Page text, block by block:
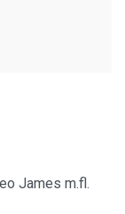
James m.fl.